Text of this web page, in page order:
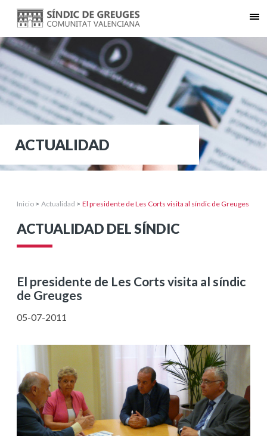
ACTUALIDAD
Inicio > Actualidad > El presidente de Les Corts visita al síndic de Greuges
ACTUALIDAD DEL SÍNDIC
El presidente de Les Corts visita al síndic
de Greuges
05-07-2011